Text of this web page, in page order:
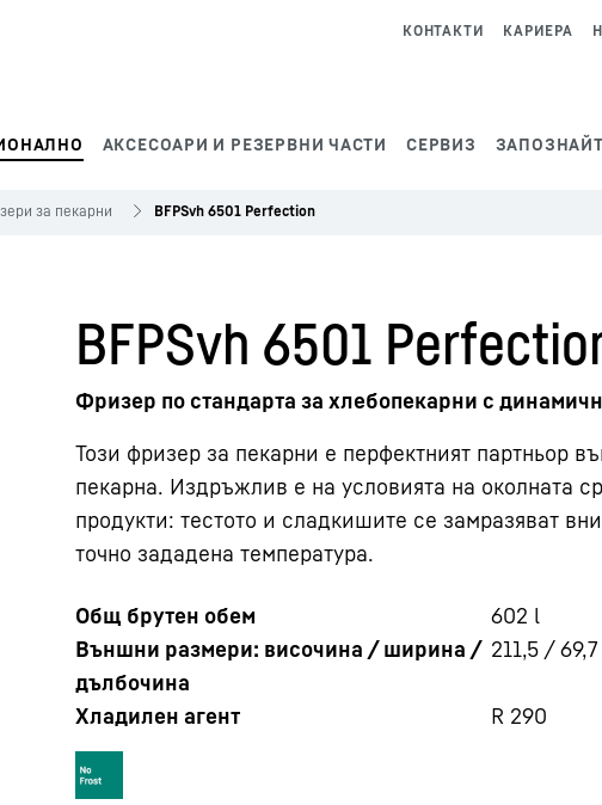
АКСЕСОАРИ И РЕЗЕРВНИ ЧАСТИ СЕРВИЗ
КАРИЕРА
КОНТАКТИ
за пекарни BFPSvh 6501 Perfection
BFPSvh 6501
Фризер по стандарта за хлебопекарни с
Този фризер за пекарни е перфектният партньор
пекарна. Издръжлив е на условията на околната
продукти: тестото и сладкишите се замразяват
точно зададена температура.
Общ брутен обем 602 l
Външни размери: височина / ширина /
дълбочина
211,5 /
Хладилен агент R 290